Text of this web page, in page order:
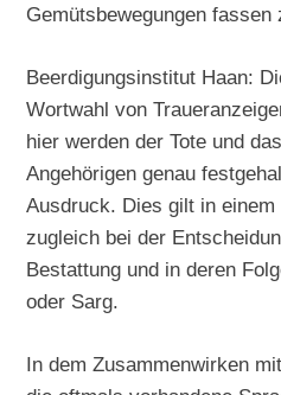
Gemütsbewegungen fassen
Beerdigungsinstitut Haan:
Wortwahl von
hier werden der Tote und
Angehörigen genau
Ausdruck. Dies gilt in
zugleich bei der
Bestattung und in deren
oder Sarg.
In dem Zusammenwirken